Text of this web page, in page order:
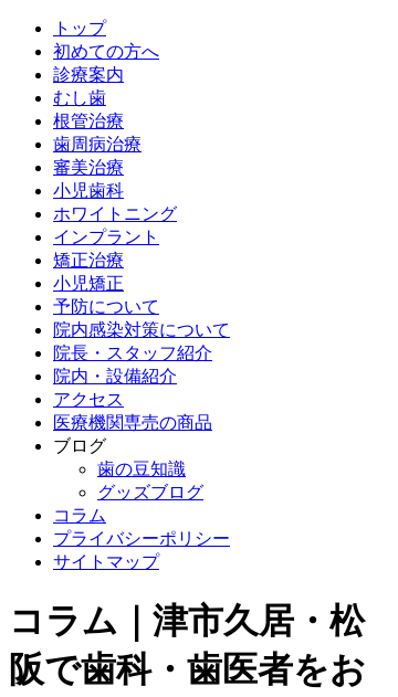
トップ
初めての方へ
診療案内
むし歯
根管治療
歯周病治療
審美治療
小児歯科
ホワイトニング
インプラント
矯正治療
小児矯正
予防について
院内感染対策について
院長・スタッフ紹介
院内・設備紹介
アクセス
医療機関専売の商品
ブログ
歯の豆知識
グッズブログ
コラム
プライバシーポリシー
サイトマップ
コラム｜津市久居・松
阪で歯科・歯医者をお